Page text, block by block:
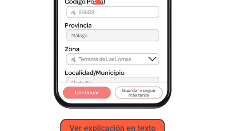
Ver explicación en texto